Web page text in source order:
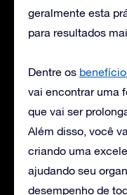
geralmente esta
para resultados
Dentre os
vai encontrar uma
que vai ser
Além disso, você
criando uma
ajudando seu
desempenho de